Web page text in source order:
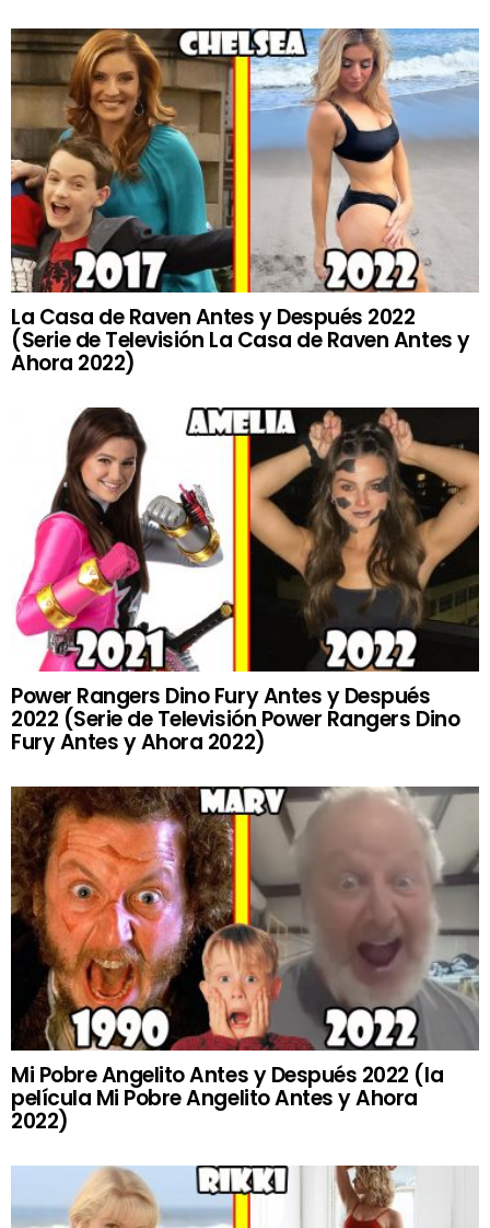
La Casa de Raven Antes y Después 2022
(Serie de Televisión La Casa de Raven Antes y
Ahora 2022)
Power Rangers Dino Fury Antes y Después
2022 (Serie de Televisión Power Rangers Dino
Fury Antes y Ahora 2022)
Mi Pobre Angelito Antes y Después 2022 (la
película Mi Pobre Angelito Antes y Ahora
2022)